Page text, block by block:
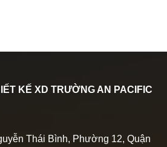
KẾ XD TRƯỜNG AN PACIFIC
Thái Bình, Phường 12, Quận